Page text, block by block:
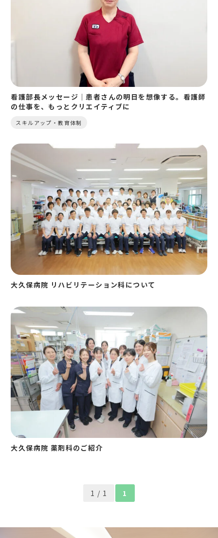
看護部長メッセージ｜患者さんの明日を想像する。看護師
の仕事を、もっとクリエイティブに
スキルアップ・教育体制
大久保病院 リハビリテーション科について
大久保病院 薬剤科のご紹介
1 / 1 1